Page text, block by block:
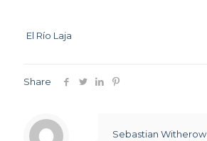
El Río Laja
Share
Sebastian Witherow